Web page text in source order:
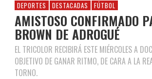
DEPORTES DESTACADAS FÚTBOL
AMISTOSO CONFIRMADO
BROWN DE ADROGUÉ
EL TRICOLOR RECIBIRÁ ESTE MIÉRCOLES A
OBJETIVO DE GANAR RITMO, DE CARA A LA
TORNO.